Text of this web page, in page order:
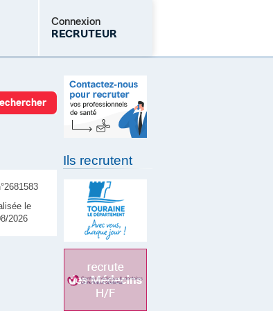
Connexion
RECRUTEUR
Mot de passe oublié
le
2026
Ils recrutent